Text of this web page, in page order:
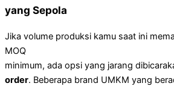
yang Sepola
Jika volume produksi kamu saat ini
MOQ
minimum, ada opsi yang jarang
order. Beberapa brand UMKM yang